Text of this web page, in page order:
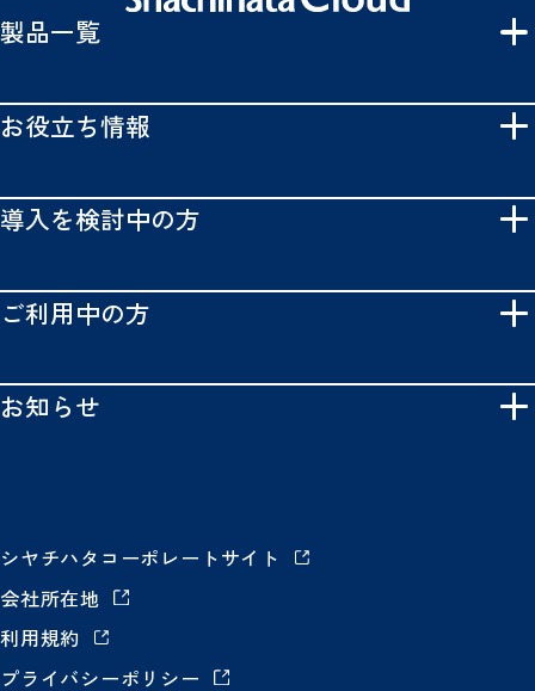
製品一覧
お役立ち情報
導入を検討中の方
ご利用中の方
お知らせ
シヤチハタコーポレートサイト
会社所在地
利用規約
プライバシーポリシー